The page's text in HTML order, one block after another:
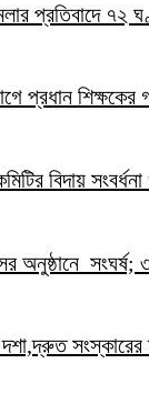
প্রতিবাদে ৭২
প্রধান
বিদায়
অনুষ্ঠানে সংঘর্ষ;
সংস্কারের